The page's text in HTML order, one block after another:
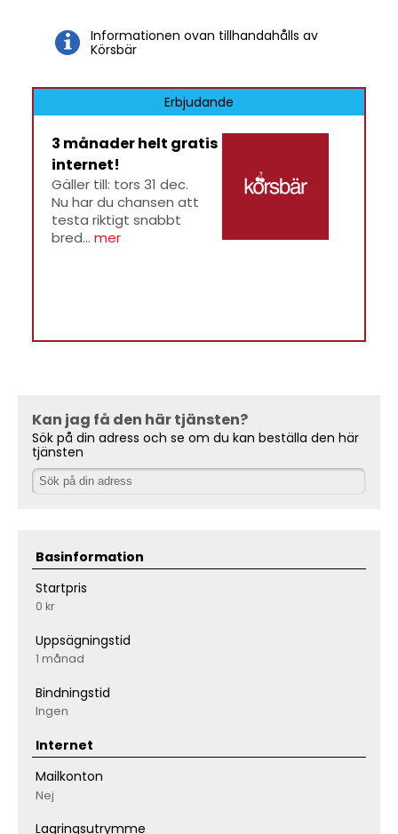
Informationen ovan tillhandahålls av
Körsbär
Erbjudande
3 månader helt gratis
internet!
Gäller till: tors 31 dec.
Nu har du chansen att
testa riktigt snabbt
bred... mer
Kan jag få den här tjänsten?
Sök på din adress och se om du kan beställa den här
tjänsten
Basinformation
Startpris
0 kr
Uppsägningstid
1 månad
Bindningstid
Ingen
Internet
Mailkonton
Nej
Lagringsutrymme